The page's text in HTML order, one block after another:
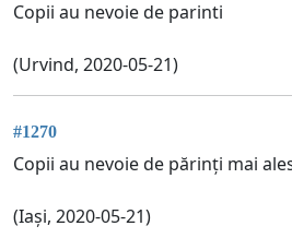
Copii au nevoie de parinti
(Urvind, 2020-05-21)
#1270
Copii au nevoie de părinți mai
(Iași, 2020-05-21)